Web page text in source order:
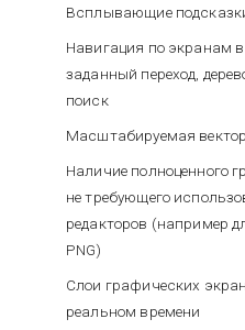
Всплывающие
Навигация по экранам
заданный переход,
поиск
Масштабируемая
Наличие полноценного
не требующего
редакторов (например
PNG)
Слои графических
реальном времени